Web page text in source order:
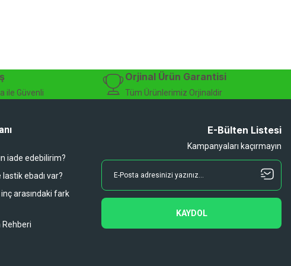
bisiklet alışverişinizi güvenle gerçekleştirebilirsiniz.
ile Güvenli
Orjinal Ürün Garantisi
Tüm Ürünlerimiz Orjinaldir
iade edebilirim?
lastik ebadı var?
arasındaki fark
Rehberi
E-Bülten Listesi
Kampanyaları kaçırmayın
KAYDOL